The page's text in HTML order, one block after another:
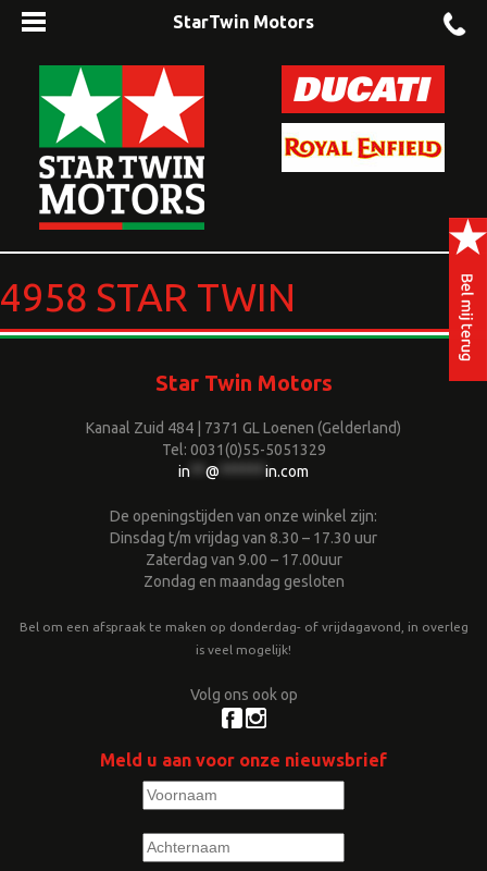
StarTwin Motors
4958 STAR TWIN
Star Twin Motors
Kanaal Zuid 484 | 7371 GL Loenen (Gelderland)
Tel: 0031(0)55-5051329
in
@ in.com
De openingstijden van onze winkel zijn:
Dinsdag t/m vrijdag van 8.30 – 17.30 uur
Zaterdag van 9.00 – 17.00uur
Zondag en maandag gesloten
Bel om een afspraak te maken op donderdag- of vrijdagavond, in overleg
is veel mogelijk!
Volg ons ook op
Meld u aan voor onze nieuwsbrief